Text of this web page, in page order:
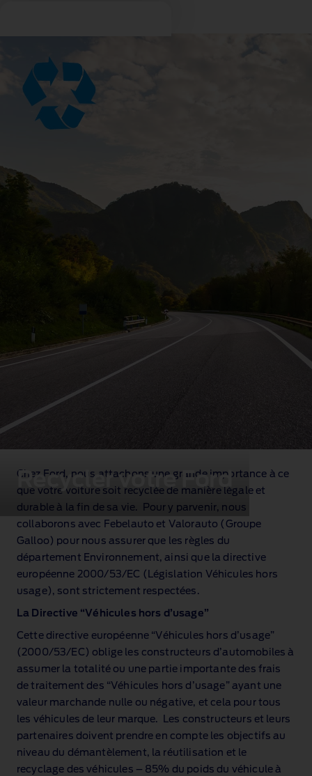
Recycler votre Ford
Chez Ford, nous attachons une grande importance à ce
que votre voiture soit recyclée de manière légale et
durable à la fin de sa vie. Pour y parvenir, nous
collaborons avec Febelauto et Valorauto (Groupe
Galloo) pour nous assurer que les règles du
département Environnement, ainsi que la directive
européenne 2000/53/EC (Législation Véhicules hors
usage), sont strictement respectées.
La Directive “Véhicules hors d’usage”
Cette directive européenne “Véhicules hors d’usage”
(2000/53/EC) oblige les constructeurs d’automobiles à
assumer la totalité ou une partie importante des frais
de traitement des “Véhicules hors d’usage” ayant une
valeur marchande nulle ou négative, et cela pour tous
les véhicules de leur marque. Les constructeurs et leurs
partenaires doivent prendre en compte les objectifs au
niveau du démantèlement, la réutilisation et le
recyclage des véhicules – 85% du poids du véhicule à